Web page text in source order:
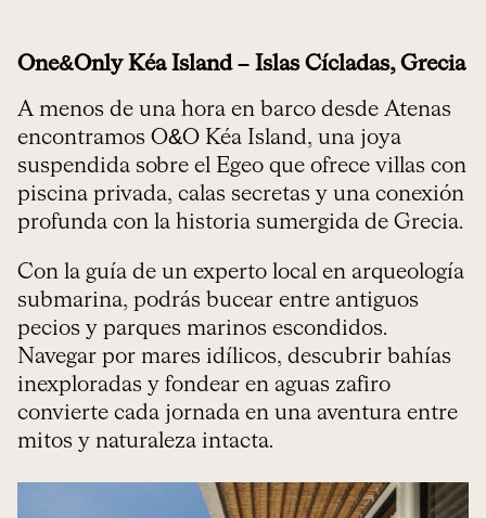
One&Only Kéa Island – Islas Cícladas, Grecia
A menos de una hora en barco desde Atenas
encontramos O&O Kéa Island, una joya
suspendida sobre el Egeo que ofrece villas con
piscina privada, calas secretas y una conexión
profunda con la historia sumergida de Grecia.
Con la guía de un experto local en arqueología
submarina, podrás bucear entre antiguos
pecios y parques marinos escondidos.
Navegar por mares idílicos, descubrir bahías
inexploradas y fondear en aguas zafiro
convierte cada jornada en una aventura entre
mitos y naturaleza intacta.